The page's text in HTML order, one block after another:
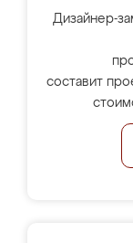
Дизайнер-
составит